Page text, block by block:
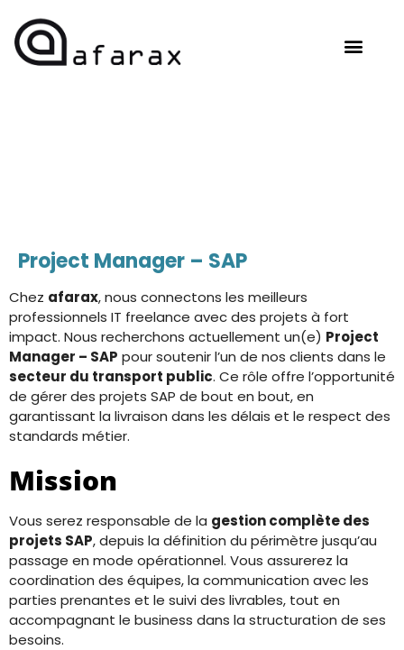
Project Manager – SAP
Chez afarax, nous connectons les meilleurs
professionnels IT freelance avec des projets à fort
impact. Nous recherchons actuellement un(e) Project
Manager – SAP pour soutenir l’un de nos clients dans le
secteur du transport public. Ce rôle offre l’opportunité
de gérer des projets SAP de bout en bout, en
garantissant la livraison dans les délais et le respect des
standards métier.
Mission
Vous serez responsable de la gestion complète des
projets SAP, depuis la définition du périmètre jusqu’au
passage en mode opérationnel. Vous assurerez la
coordination des équipes, la communication avec les
parties prenantes et le suivi des livrables, tout en
accompagnant le business dans la structuration de ses
besoins.